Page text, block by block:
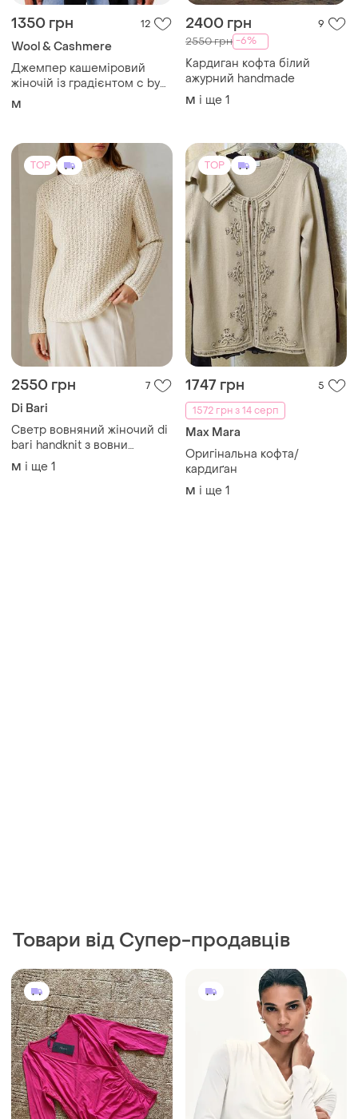
1350 грн 12
Wool & Cashmere
Джемпер кашеміровий
жіночій із градієнтом c by
bloomingdale's cashmere m
M
2400 грн 9
2550 грн -6%
Кардиган кофта білий
ажурний handmade
M і ще 1
TOP
2550 грн 7
Di Bari
Светр вовняний жіночий di
bari handknit з вовни
M і ще 1
TOP
1747 грн
5
1572 грн з 14 серп
Max Mara
Оригінальна кофта/
кардиґан
M і ще 1
Товари від Супер-продавців